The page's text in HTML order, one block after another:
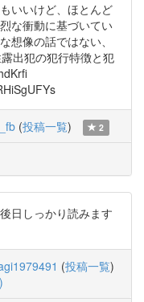
いいけど、ほとんど
な衝動に基づいてい
想像の話ではない、
出犯の犯行特徴と犯
(投稿一覧) 2
日しっかり読みます
(投稿一覧)